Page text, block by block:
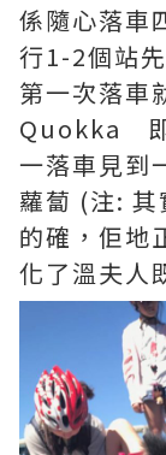
係隨心落車
行1-2個站
第一次落車
Quokka 即
一落車見到
蘿蔔 (注:
的確，佢地
化了溫夫人